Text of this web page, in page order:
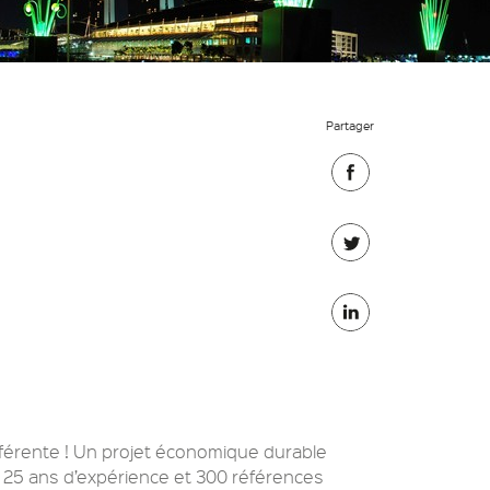
Partager
sur
Facebook
sur
Twitter
! Un projet économique durable
ans d’expérience et 300 références